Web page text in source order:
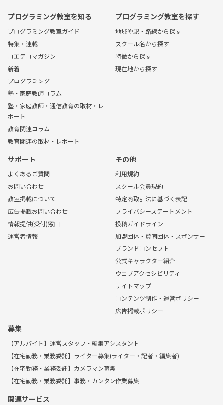
プログラミング教室を知る
プログラミング教室ガイド
特集・連載
コエテコマガジン
新着
プログラミング
塾・家庭教師コラム
塾・家庭教師・通信教育の取材・レ
ポート
教育関連コラム
教育関連の取材・レポート
プログラミング教室を探す
地域や駅・路線から探す
スクール名から探す
特徴から探す
現在地から探す
サポート
よくあるご質問
お問い合わせ
教室掲載について
広告掲載お問い合わせ
情報提供(受付)窓口
運営者情報
その他
利用規約
スクール会員規約
特定商取引法に基づく表記
プライバシーステートメント
投稿ガイドライン
加盟団体・賛同団体・スポンサー
ブランドコンセプト
公式キャラクター紹介
ウェブアクセシビリティ
サイトマップ
コンテンツ制作・運営ポリシー
広告掲載ポリシー
募集
【アルバイト】運営スタッフ・編集アシスタント
【在宅勤務・業務委託】ライター募集(ライター・記者・編集者)
【在宅勤務・業務委託】カメラマン募集
【在宅勤務・業務委託】事務・カンタン作業募集
関連サービス